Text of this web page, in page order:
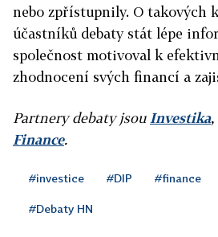
nebo zpřístupnily. O takových
účastníků debaty stát lépe
společnost motivoval k
zhodnocení svých financí a
Partnery debaty jsou Investika,
Finance.
#investice #DIP #finance
#Debaty HN